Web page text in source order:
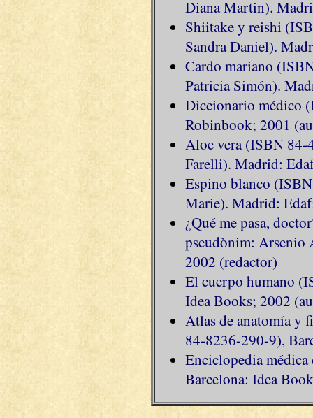
Diana Martin).
Shiitake y reishi
Sandra Daniel).
Cardo mariano
Patricia Simón).
Diccionario médico
Robinbook; 2001
Aloe vera (ISBN 84-
Farelli). Madrid:
Espino blanco
Marie). Madrid:
¿Qué me pasa,
pseudònim: Arsenio
2002 (redactor)
El cuerpo humano
Idea Books; 2002
Atlas de anatomía y
84-8236-290-9),
Enciclopedia médica
Barcelona: Idea